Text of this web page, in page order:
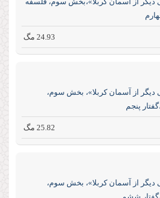
24.93 مگ
دیگر‌ از‌ آسمان‌ کربلا»، بخش سوم،
پنجم
25.82 مگ
دیگر‌ از‌ آسمان‌ کربلا»، بخش سوم،